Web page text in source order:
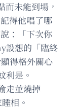
未能到場，
得他唱了哪
：「下次你
設想的「臨終
得格外關心
利是。
走並燒掉
相。